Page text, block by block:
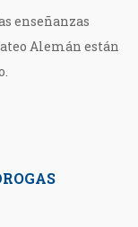
enseñanzas
Alemán están